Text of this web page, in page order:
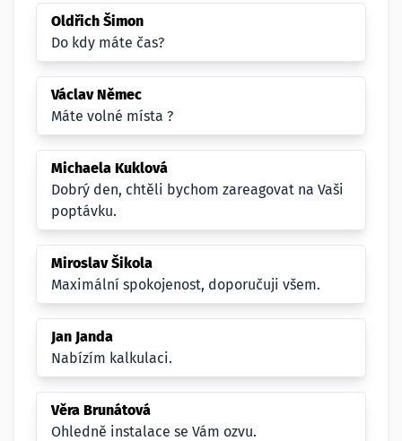
Oldřich Šimon
Do kdy máte čas?
Václav Němec
Máte volné místa ?
Michaela Kuklová
Dobrý den, chtěli bychom zareagovat na Vaši
poptávku.
Miroslav Šikola
Maximální spokojenost, doporučuji všem.
Jan Janda
Nabízím kalkulaci.
Věra Brunátová
Ohledně instalace se Vám ozvu.